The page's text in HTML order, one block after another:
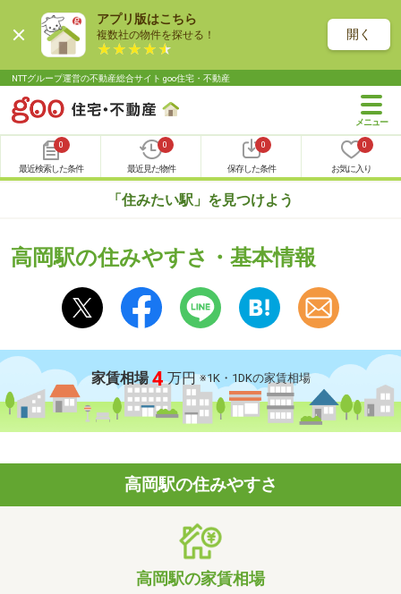
アプリ版はこちら
複数社の物件を探せる！ 開く
NTTグループ運営の不動産総合サイト goo住宅・不動産
0
最近検索した条件
0
最近見た物件
0
保存した条件
0
お気に入り
「住みたい駅」を見つけよう
高岡駅の住みやすさ・基本情報
家賃相場 4 万円 ※1K・1DKの家賃相場
高岡駅の住みやすさ
高岡駅の家賃相場